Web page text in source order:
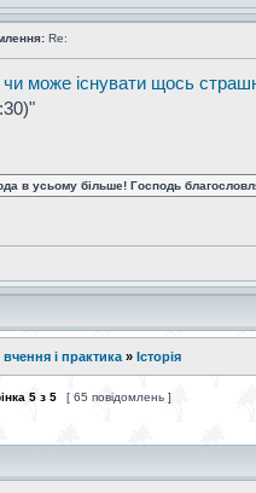
Re:
може існувати щось
в усьому більше! Господь
і практика » Історія
5 з 5 [ 65 повідомлень ]